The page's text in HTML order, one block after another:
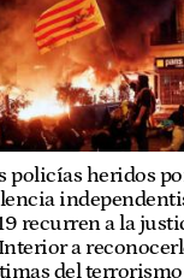
policías heridos
recurren a la
a
del terrorismo